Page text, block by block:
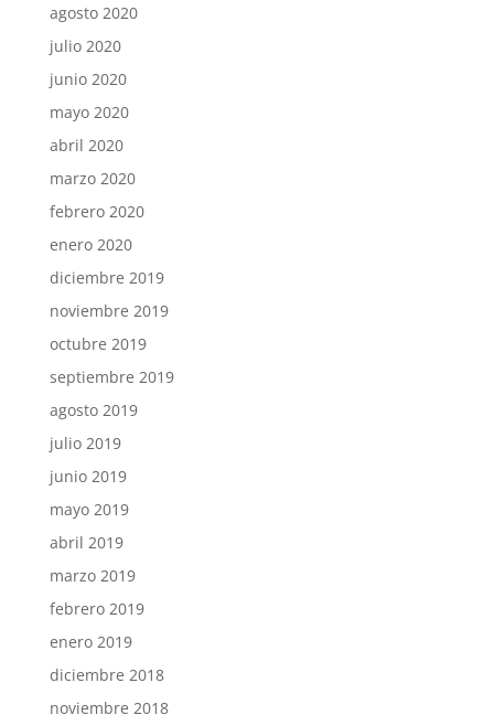
agosto 2020
julio 2020
junio 2020
mayo 2020
abril 2020
marzo 2020
febrero 2020
enero 2020
diciembre 2019
noviembre 2019
octubre 2019
septiembre 2019
agosto 2019
julio 2019
junio 2019
mayo 2019
abril 2019
marzo 2019
febrero 2019
enero 2019
diciembre 2018
noviembre 2018